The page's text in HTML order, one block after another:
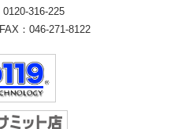
0120-316-225
FAX：046-271-8122